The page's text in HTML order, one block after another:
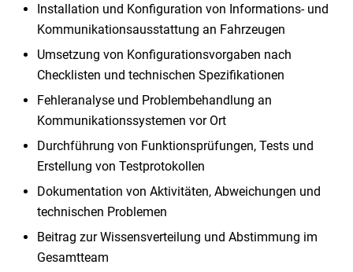
Installation und Konfiguration von Informations- und
Kommunikationsausstattung an Fahrzeugen
Umsetzung von Konfigurationsvorgaben nach
Checklisten und technischen Spezifikationen
Fehleranalyse und Problembehandlung an
Kommunikationssystemen vor Ort
Durchführung von Funktionsprüfungen, Tests und
Erstellung von Testprotokollen
Dokumentation von Aktivitäten, Abweichungen und
technischen Problemen
Beitrag zur Wissensverteilung und Abstimmung im
Gesamtteam